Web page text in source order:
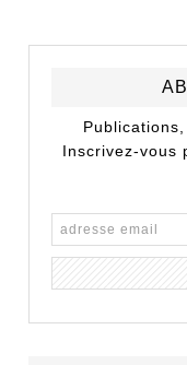
Inscrivez-vous